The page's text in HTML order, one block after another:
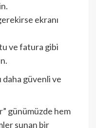
ekranı
ve fatura gibi
daha güvenli ve
günümüzde hem
sunan bir